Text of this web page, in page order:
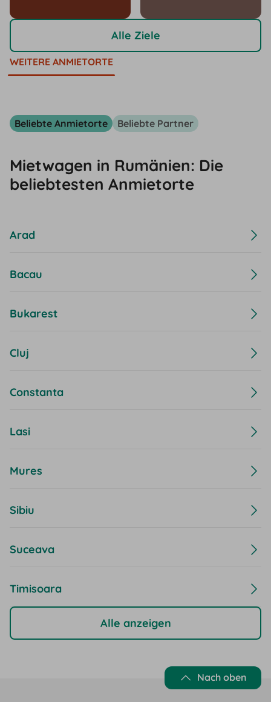
Alle Ziele
WEITERE ANMIETORTE
Beliebte Anmietorte Beliebte Partner
Mietwagen in Rumänien: Die
beliebtesten Anmietorte
Arad
Bacau
Bukarest
Cluj
Constanta
Lasi
Mures
Sibiu
Suceava
Timisoara
Alle anzeigen
Nach oben